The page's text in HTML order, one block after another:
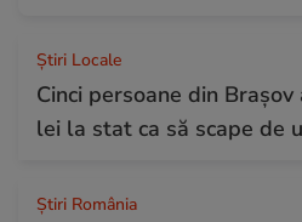
Știri Locale
Cinci persoane din
lei la stat ca să scape de
Știri România